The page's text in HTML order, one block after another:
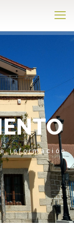
ENTO
información